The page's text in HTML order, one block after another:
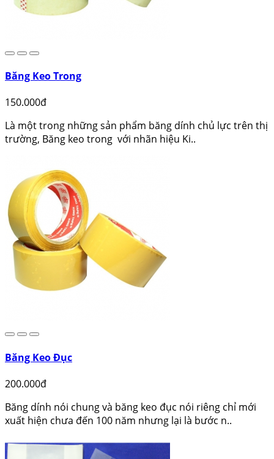
Băng Keo Trong
150.000đ
Là một trong những sản phẩm băng dính chủ lực trên thị
trường, Băng keo trong với nhãn hiệu Ki..
Băng Keo Đục
200.000đ
Băng dính nói chung và băng keo đục nói riêng chỉ mới
xuất hiện chưa đến 100 năm nhưng lại là bước n..